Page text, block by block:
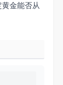
金能否从